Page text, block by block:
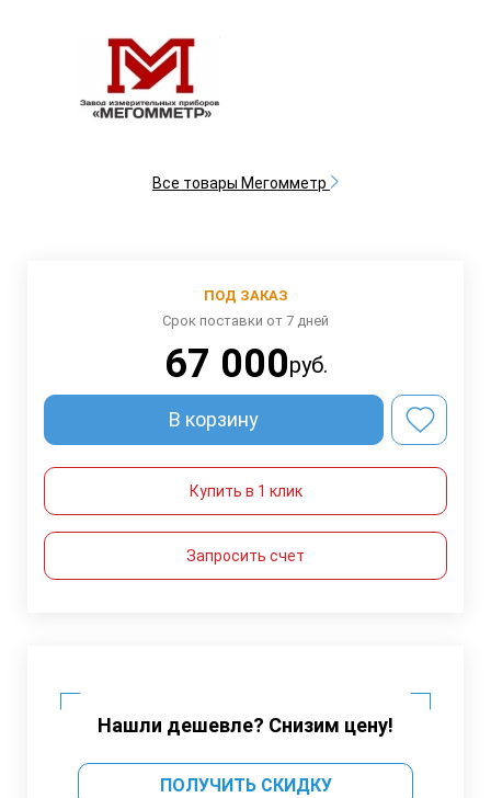
Все товары Мегомметр
ПОД ЗАКАЗ
Срок поставки от 7 дней
67 000руб.
В корзину
Купить в 1 клик
Запросить счет
Нашли дешевле? Снизим цену!
ПОЛУЧИТЬ СКИДКУ